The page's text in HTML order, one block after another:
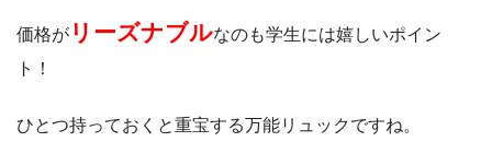
価格が リーズナブルなのも学生には嬉しいポイン
ト！
ひとつ持っておくと重宝する万能リュックですね。